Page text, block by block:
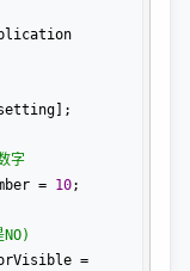
字
=
10
=